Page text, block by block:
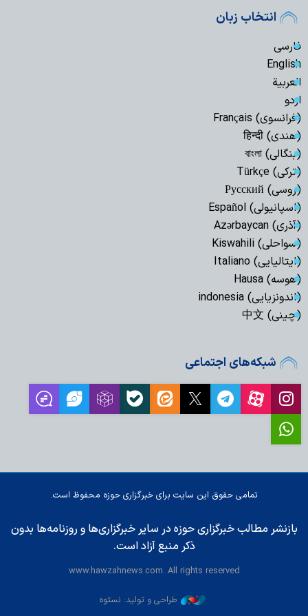
انتخاب زبان
فارسی
English
العربیة
اردو
(فرانسوی) Français
(هندی) हिन्दी
(بنگالی) বাংলা
(ترکی) Türkçe
(روسی) Русский
(اسپانیولی) Español
(آذری) Azərbaycan
(سواحلی) Kiswahili
(ایتالیایی) Italiano
(هوسه) Hausa
(اندونزیایی) indonesia
(چینی) 中文
شبکه‌های اجتماعی
تمامی حقوق این سایت برای خبرگزاری حوزه محفوظ است.
بازنشر مطالب خبرگزاری حوزه در سایر خبرگزاری‌ها و روزنامه‌ها بدون
ذکر منبع آزاد است.
www.hawzahnews.com. All rights reserved
طراحی و تولید: نستوه